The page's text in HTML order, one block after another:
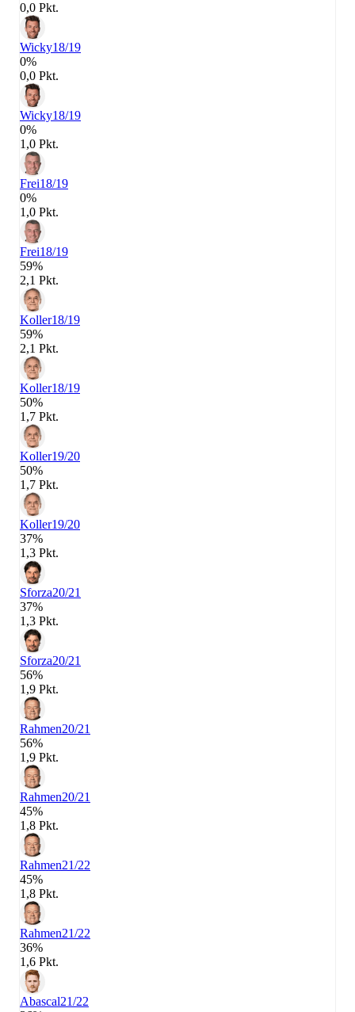
0,0 Pkt.
Wicky18/19
0%
0,0 Pkt.
Wicky18/19
0%
1,0 Pkt.
Frei18/19
0%
1,0 Pkt.
Frei18/19
59%
2,1 Pkt.
Koller18/19
59%
2,1 Pkt.
Koller18/19
50%
1,7 Pkt.
Koller19/20
50%
1,7 Pkt.
Koller19/20
37%
1,3 Pkt.
Sforza20/21
37%
1,3 Pkt.
Sforza20/21
56%
1,9 Pkt.
Rahmen20/21
56%
1,9 Pkt.
Rahmen20/21
45%
1,8 Pkt.
Rahmen21/22
45%
1,8 Pkt.
Rahmen21/22
36%
1,6 Pkt.
Abascal21/22